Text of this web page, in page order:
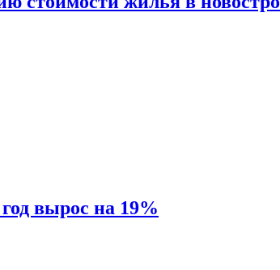
вырос на 19%